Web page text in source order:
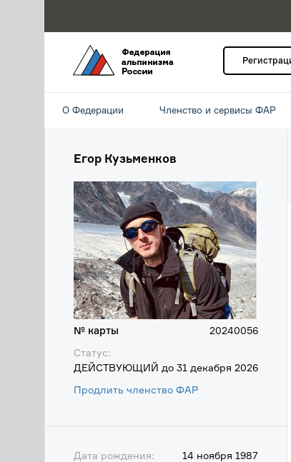
О Федерации Членство и сервисы ФАР
Егор Кузьменков
№ карты
20240056
Статус:
ДЕЙСТВУЮЩИЙ до 31 декабря 2026
Продлить членство ФАР
Дата рождения: 14 ноября 1987